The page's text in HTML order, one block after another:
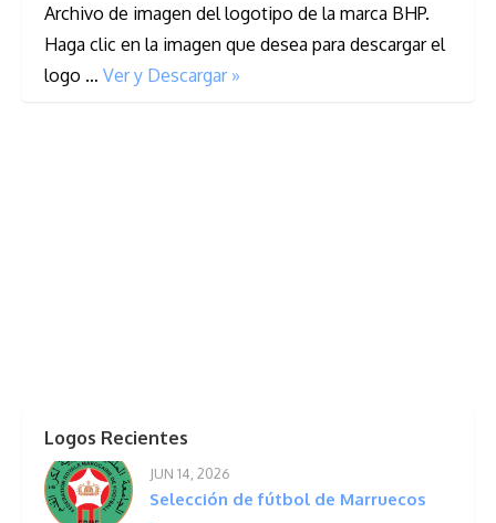
Archivo de imagen del logotipo de la marca BHP.
Haga clic en la imagen que desea para descargar el
logo … Ver y Descargar »
Logos Recientes
JUN 14, 2026
Selección de fútbol de Marruecos